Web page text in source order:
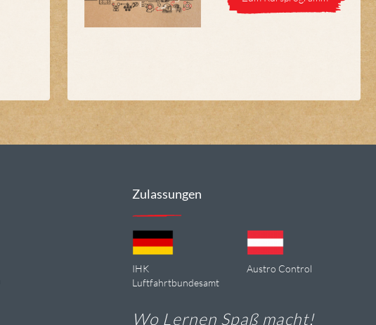
Zulassungen
IHK
Luftfahrtbundesamt
Austro Control
Wo Lernen Spaß macht!